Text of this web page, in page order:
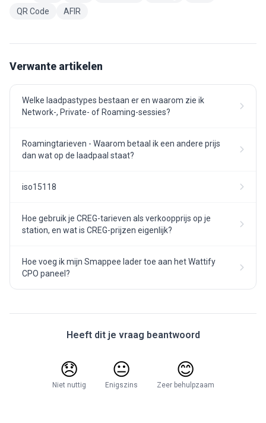
QR Code
AFIR
Verwante artikelen
Welke laadpastypes bestaan er en waarom zie ik
Network-, Private- of Roaming-sessies?
Roamingtarieven - Waarom betaal ik een andere prijs
dan wat op de laadpaal staat?
iso15118
Hoe gebruik je CREG-tarieven als verkoopprijs op je
station, en wat is CREG-prijzen eigenlijk?
Hoe voeg ik mijn Smappee lader toe aan het Wattify
CPO paneel?
Heeft dit je vraag beantwoord
😞
Niet nuttig
😐
Enigszins
😊
Zeer behulpzaam